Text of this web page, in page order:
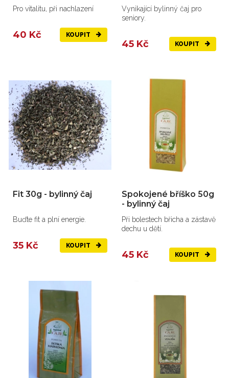
Pro vitalitu, při nachlazení
40 Kč KOUPIT
Vynikající bylinný čaj pro
seniory.
45 Kč KOUPIT
Fit 30g - bylinný čaj
Buďte fit a plní energie.
35 Kč KOUPIT
Spokojené bříško 50g
- bylinný čaj
Při bolestech břicha a zástavě
dechu u dětí.
45 Kč KOUPIT